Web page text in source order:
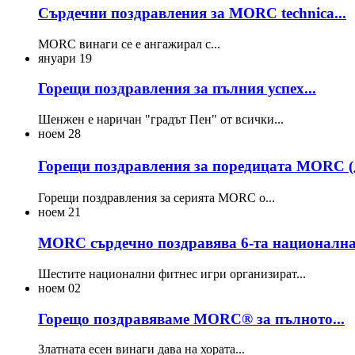
Сърдечни поздравления за MORC technica...
MORC винаги се е ангажирал с...
януари 19
Горещи поздравления за пълния успех...
Шенжен е наричан "градът Пен" от всички...
ноем 28
Горещи поздравления за поредицата MORC
Горещи поздравления за серията MORC o...
ноем 21
MORC сърдечно поздравява 6-та
Шестите национални фитнес игри организират...
ноем 02
Горещо поздравяваме MORC® за пълното...
Златната есен винаги дава на хората...